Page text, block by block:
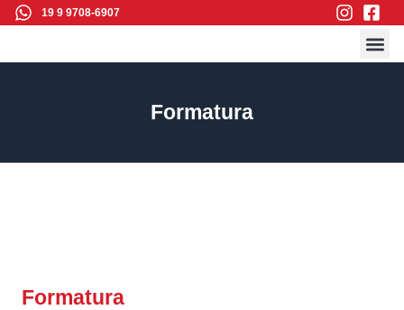
19 9 9708-6907
Formatura
Formatura